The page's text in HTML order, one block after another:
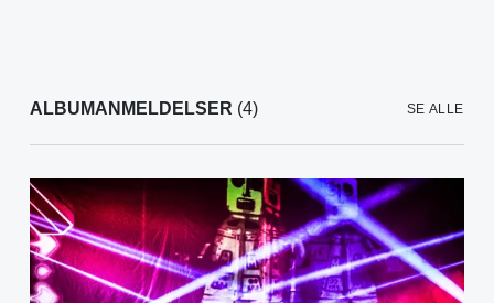
ALBUMANMELDELSER (4) SE ALLE